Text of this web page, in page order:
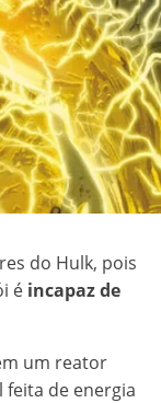
do Hulk, pois
é incapaz de
um reator
de energia